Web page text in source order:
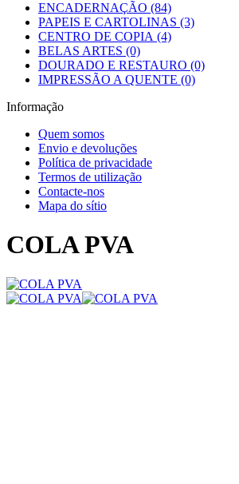
ENCADERNAÇÃO (84)
PAPEIS E CARTOLINAS (3)
CENTRO DE COPIA (4)
BELAS ARTES (0)
DOURADO E RESTAURO (0)
IMPRESSÃO A QUENTE (0)
Informação
Quem somos
Envio e devoluções
Política de privacidade
Termos de utilização
Contacte-nos
Mapa do sítio
COLA PVA